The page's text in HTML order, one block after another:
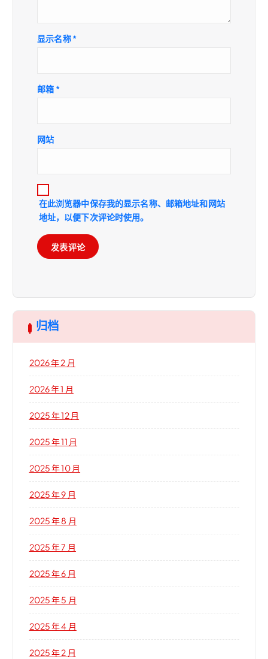
显示名称*
邮箱 *
网站
在此浏览器中保存我的显示名称、邮箱地址和网站
地址，以便下次评论时使用。
归档
2026 年 2 月
2026 年 1 月
2025 年 12 月
2025 年 11 月
2025 年 10 月
2025 年 9 月
2025 年 8 月
2025 年 7 月
2025 年 6 月
2025 年 5 月
2025 年 4 月
2025 年 2 月